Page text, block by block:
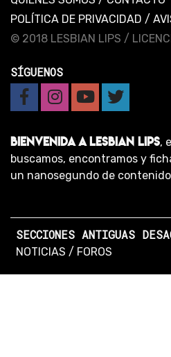
POLÍTICA DE PRIVACIDAD /
© 2018 LESBIAN LIPS /
SÍGUENOS
BIENVENIDA A LESBIAN LIPS,
buscamos, encontramos y
un nanosegundo de
SECCIONES ANTIGUAS
NOTICIAS / FOROS